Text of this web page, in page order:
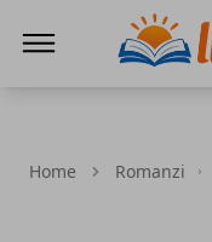
Home Romanzi